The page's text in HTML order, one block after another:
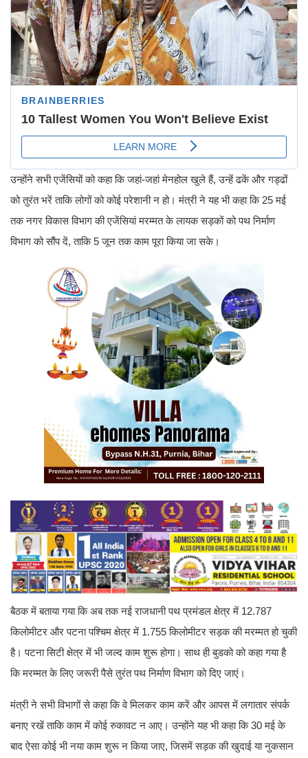
उन्होंने सभी एजेंसियों को कहा कि जहां-जहां मेनहोल खुले हैं, उन्हें ढकें और गड्ढों
को तुरंत भरें ताकि लोगों को कोई परेशानी न हो। मंत्री ने यह भी कहा कि 25 मई
तक नगर विकास विभाग की एजेंसियां मरम्मत के लायक सड़कों को पथ निर्माण
विभाग को सौंप दें, ताकि 5 जून तक काम पूरा किया जा सके।
बैठक में बताया गया कि अब तक नई राजधानी पथ प्रमंडल क्षेत्र में 12.787
किलोमीटर और पटना पश्चिम क्षेत्र में 1.755 किलोमीटर सड़क की मरम्मत हो चुकी
है। पटना सिटी क्षेत्र में भी जल्द काम शुरू होगा। साथ ही बुडको को कहा गया है
कि मरम्मत के लिए जरूरी पैसे तुरंत पथ निर्माण विभाग को दिए जाएं।
मंत्री ने सभी विभागों से कहा कि वे मिलकर काम करें और आपस में लगातार संपर्क
बनाए रखें ताकि काम में कोई रुकावट न आए। उन्होंने यह भी कहा कि 30 मई के
बाद ऐसा कोई भी नया काम शुरू न किया जाए, जिसमें सड़क की खुदाई या नुकसान